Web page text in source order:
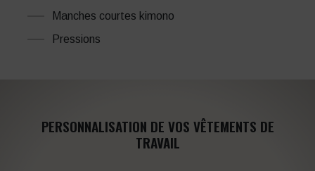
Manches courtes kimono
Pressions
PERSONNALISATION DE VOS VÊTEMENTS DE
TRAVAIL